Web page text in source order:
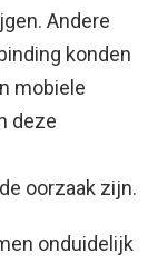
Andere
konden
mobiele
deze
oorzaak zijn.
onduidelijk